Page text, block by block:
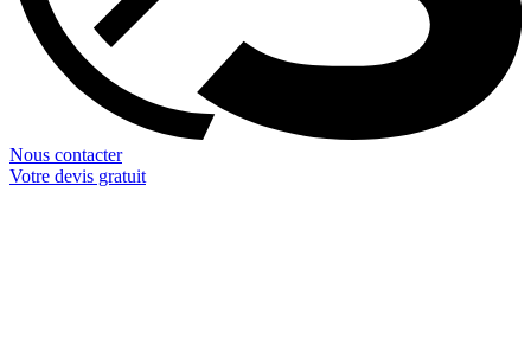
Nous contacter
Votre devis gratuit